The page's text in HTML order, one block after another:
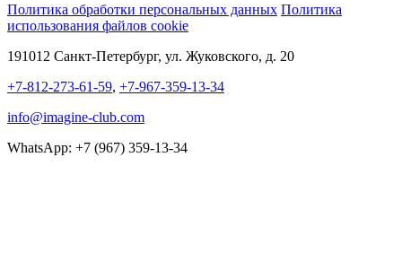
Политика обработки персональных данных Политика
использования файлов cookie
191012 Санкт-Петербург, ул. Жуковского, д. 20
+7-812-273-61-59, +7-967-359-13-34
info@imagine-club.com
WhatsApp: +7 (967) 359-13-34